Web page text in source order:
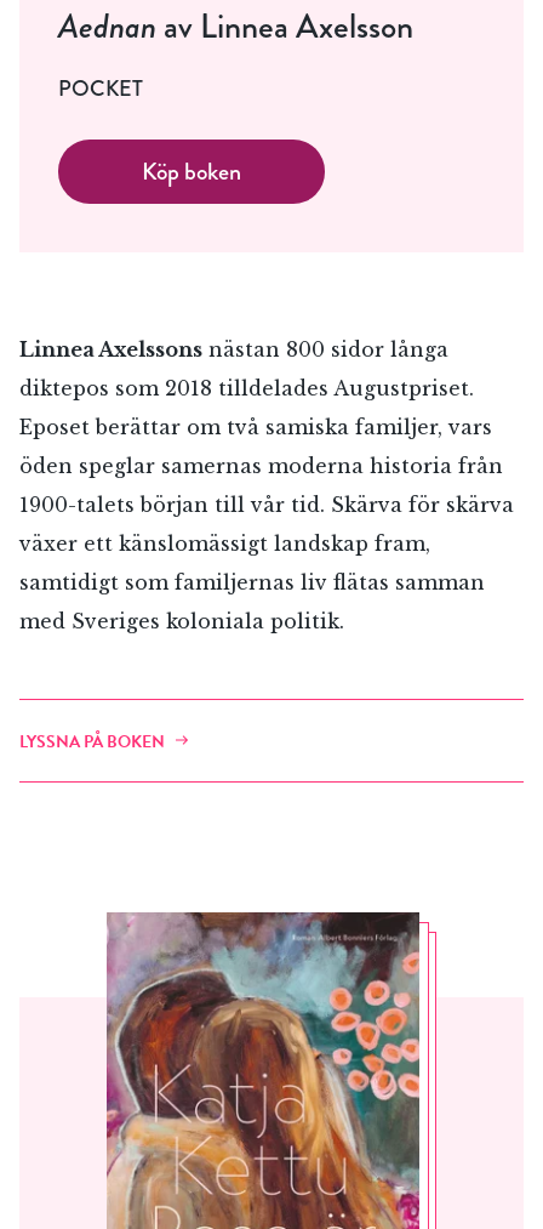
RÖSTA
Aednanav Linnea Axelsson
POCKET
Köp boken
Linnea Axelssons nästan 800 sidor långa
diktepos som 2018 tilldelades Augustpriset.
Eposet berättar om två samiska familjer, vars
öden speglar samernas moderna historia från
1900-talets början till vår tid. Skärva för skärva
växer ett känslomässigt landskap fram,
samtidigt som familjernas liv flätas samman
med Sveriges koloniala politik.
LYSSNA PÅ BOKEN